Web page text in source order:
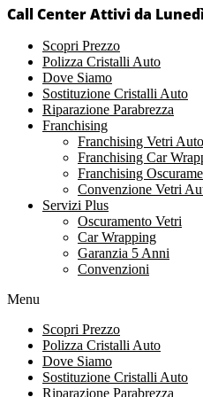
Call Center Attivi da
Scopri Prezzo
Polizza Cristalli Auto
Dove Siamo
Sostituzione Cristalli Auto
Riparazione Parabrezza
Franchising
Franchising Vetri Auto
Franchising Car
Franchising
Convenzione Vetri
Servizi Plus
Oscuramento Vetri
Car Wrapping
Garanzia 5 Anni
Convenzioni
Menu
Scopri Prezzo
Polizza Cristalli Auto
Dove Siamo
Sostituzione Cristalli Auto
Riparazione Parabrezza